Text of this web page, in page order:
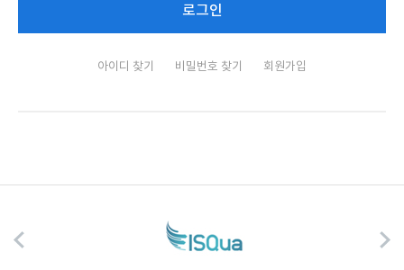
아이디 찾기 비밀번호 찾기 회원가입